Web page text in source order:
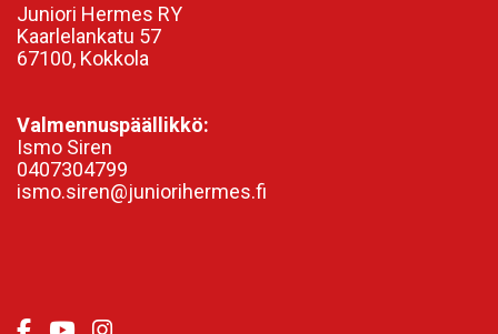
Juniori Hermes RY
Kaarlelankatu 57
67100, Kokkola
Valmennuspäällikkö:
Ismo Siren
0407304799
ismo.siren@juniorihermes.fi